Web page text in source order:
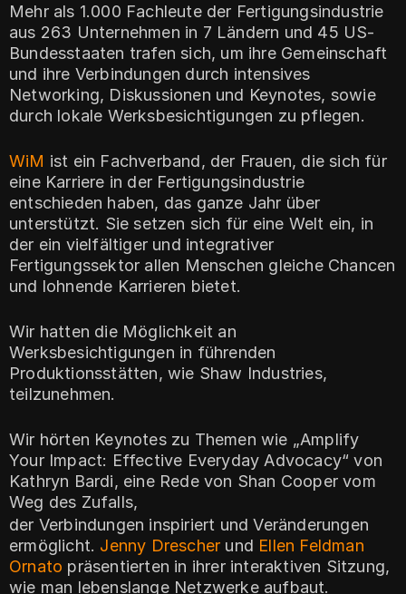
Mehr als 1.000 Fachleute der Fertigungsindustrie
aus 263 Unternehmen in 7 Ländern und 45 US-
Bundesstaaten trafen sich, um ihre Gemeinschaft
und ihre Verbindungen durch intensives
Networking, Diskussionen und Keynotes, sowie
durch lokale Werksbesichtigungen zu pflegen.
WiM ist ein Fachverband, der Frauen, die sich für
eine Karriere in der Fertigungsindustrie
entschieden haben, das ganze Jahr über
unterstützt. Sie setzen sich für eine Welt ein, in
der ein vielfältiger und integrativer
Fertigungssektor allen Menschen gleiche Chancen
und lohnende Karrieren bietet.
Wir hatten die Möglichkeit an
Werksbesichtigungen in führenden
Produktionsstätten, wie Shaw Industries,
teilzunehmen.
Wir hörten Keynotes zu Themen wie „Amplify
Your Impact: Effective Everyday Advocacy“ von
Kathryn Bardi, eine Rede von Shan Cooper vom
Weg des Zufalls,
der Verbindungen inspiriert und Veränderungen
ermöglicht. Jenny Drescher und Ellen Feldman
Ornato präsentierten in ihrer interaktiven Sitzung,
wie man lebenslange Netzwerke aufbaut.